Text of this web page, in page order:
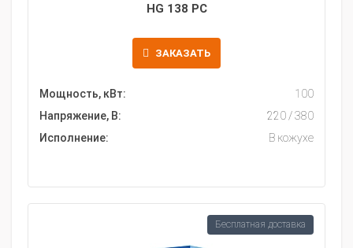
HG 138 PC
ЗАКАЗАТЬ
Мощность, кВт:
100
Напряжение, В:
220 / 380
Исполнение:
В кожухе
Бесплатная доставка